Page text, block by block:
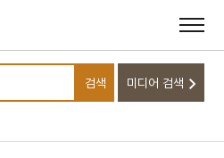
검색어를 입력하세요
검색 미디어 검색